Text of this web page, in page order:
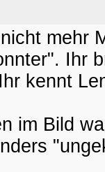
mehr
Ihr
kennt
im Bild